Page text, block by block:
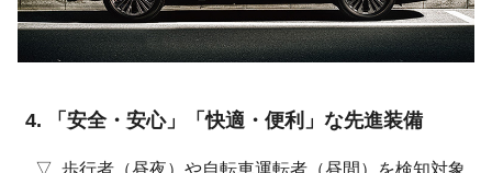
「安全・安心」「快適・便利」な先進装備